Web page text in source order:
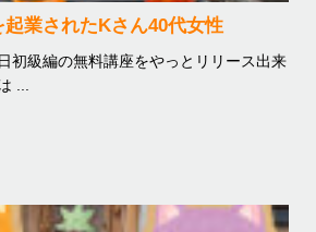
業されたKさん40代女性
初級編の無料講座をやっとリリース出来
...